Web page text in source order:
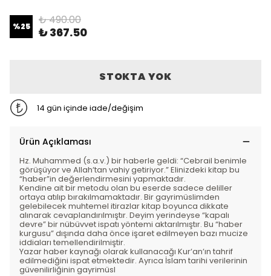
%25 ₺ 490.00
₺ 367.50
STOKTA YOK
14 gün içinde iade/değişim
Ürün Açıklaması
Hz. Muhammed (s.a.v.) bir haberle geldi: “Cebrail benimle
görüşüyor ve Allahʼtan vahiy getiriyor.” Elinizdeki kitap bu
“haber”in değerlendirmesini yapmaktadır.
Kendine ait bir metodu olan bu eserde sadece deliller
ortaya atılıp bırakılmamaktadır. Bir gayrimüslimden
gelebilecek muhtemel itirazlar kitap boyunca dikkate
alınarak cevaplandırılmıştır. Deyim yerindeyse “kapalı
devre” bir nübüvvet ispatı yöntemi aktarılmıştır. Bu “haber
kurgusu” dışında daha önce işaret edilmeyen bazı mucize
iddiaları temellendirilmiştir.
Yazar haber kaynağı olarak kullanacağı Kurʼanʼın tahrif
edilmediğini ispat etmektedir. Ayrıca İslam tarihi verilerinin
güvenilirliğinin gayrimüsl